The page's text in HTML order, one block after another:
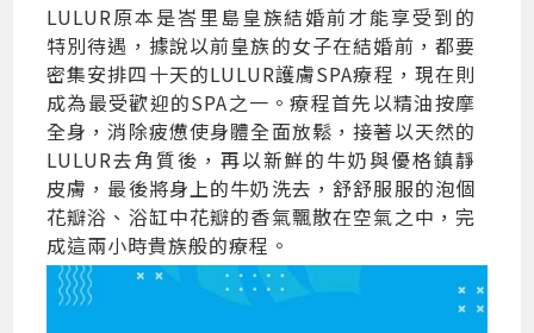
LULUR原本是峇里島皇族結婚前才能享受到的
特別待遇，據說以前皇族的女子在結婚前，都要
密集安排四十天的LULUR護膚SPA療程，現在則
成為最受歡迎的SPA之一。療程首先以精油按摩
全身，消除疲憊使身體全面放鬆，接著以天然的
LULUR去角質後，再以新鮮的牛奶與優格鎮靜
皮膚，最後將身上的牛奶洗去，舒舒服服的泡個
花瓣浴、浴缸中花瓣的香氣飄散在空氣之中，完
成這兩小時貴族般的療程。